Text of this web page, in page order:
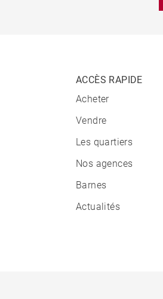
ACCÈS RAPIDE
Acheter
Vendre
Les quartiers
Nos agences
Barnes
Actualités